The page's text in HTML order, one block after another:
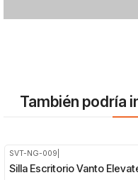
También podría
SVT-NG-009
Silla Escritorio Vanto